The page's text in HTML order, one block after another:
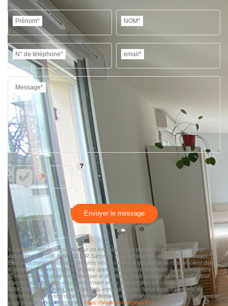
Prénom* NOM*
N° de téléphone* email*
Message*
Envoyer le message
« Les informations recueillies sur ce formulaire sont enregistrées dans un fichier
informatisé par D.S IMMOBILIER Sarcelles pour gérer votre demande de contact.
Elles sont conservées pour la durée nécessaire à la gestion de la relation client dans
le respect des prescriptions légales applicables et sont destinées à nos conseillers
Conformément à la loi « informatique et libertés », vous pouvez exercer votre droit
d'accès aux données vous concernant et les faire rectifier en contactant D.S
IMMOBILIER Sarcelles sarcelles@ds-immobilier.com. Nous vous informons de
l'existence de la liste d'opposition au démarchage téléphonique « Bloctel », sur laquelle
vous pouvez vous inscrire ici : https://www.bloctel.gouv.fr/»